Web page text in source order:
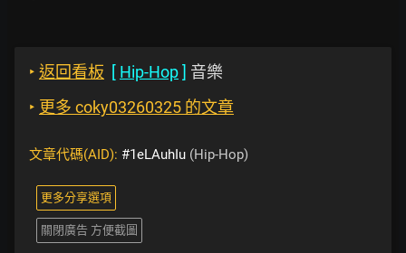
‣ 返回看板 [ Hip-Hop] 音樂
‣ 更多 coky03260325 的文章
文章代碼(AID): #1eLAuhIu (Hip-Hop)
更多分享選項
關閉廣告 方便截圖